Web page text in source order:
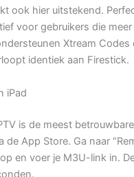
ook hier uitstekend.
voor gebruikers die
Xtream
identiek aan Firestick.
iPad
is de meest
de App Store. Ga naar
en voer je M3U-link in.